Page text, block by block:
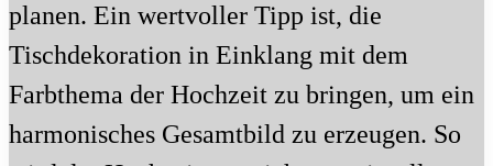
planen. Ein wertvoller Tipp ist, die
Tischdekoration in Einklang mit dem
Farbthema der Hochzeit zu bringen, um ein
harmonisches Gesamtbild zu erzeugen. So